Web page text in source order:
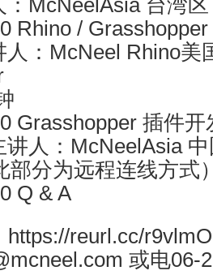
：McNeelAsia 台湾
Rhino /
人：McNeel Rhino美
Grasshopper 插件
讲人：McNeelAsia
部分为远程连线方式
Q & A
https://reurl.cc/
或电06-